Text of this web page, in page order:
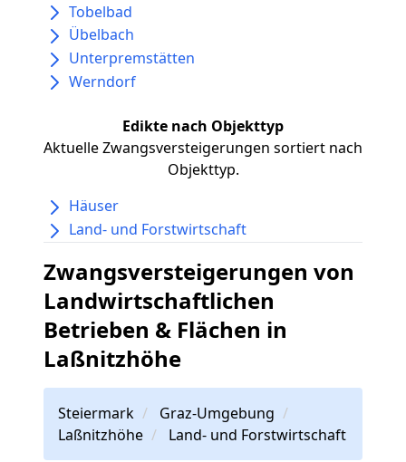
Tobelbad
Übelbach
Unterpremstätten
Werndorf
Edikte nach Objekttyp
Aktuelle Zwangsversteigerungen sortiert nach
Objekttyp.
Häuser
Land- und Forstwirtschaft
Zwangsversteigerungen von
Landwirtschaftlichen
Betrieben & Flächen in
Laßnitzhöhe
Steiermark
Graz-Umgebung
Laßnitzhöhe
Land- und Forstwirtschaft